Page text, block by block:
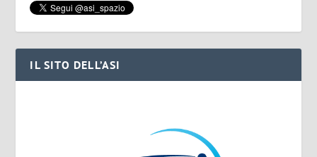
IL SITO DELL’ASI